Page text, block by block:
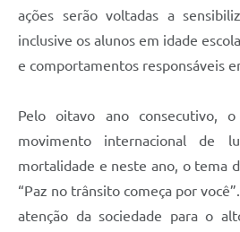
ações serão voltadas a
inclusive os alunos em idade
e comportamentos responsáveis
Pelo oitavo ano consecutivo,
movimento internacional de
mortalidade e neste ano, o tema
“Paz no trânsito começa por
atenção da sociedade para o